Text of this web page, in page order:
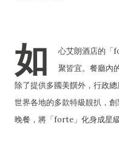
如
心艾朗酒店的「
聚皆宜。餐廳內
除了提供多國美饌外，行政
世界各地的多款特級靚扒，
晚餐，將「forte」化身成星級